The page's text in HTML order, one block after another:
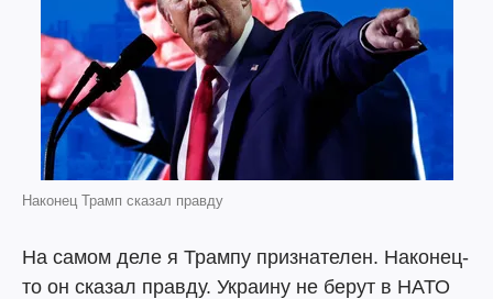
Наконец Трамп сказал правду
На самом деле я Трампу признателен. Наконец-
то он сказал правду. Украину не берут в НАТО